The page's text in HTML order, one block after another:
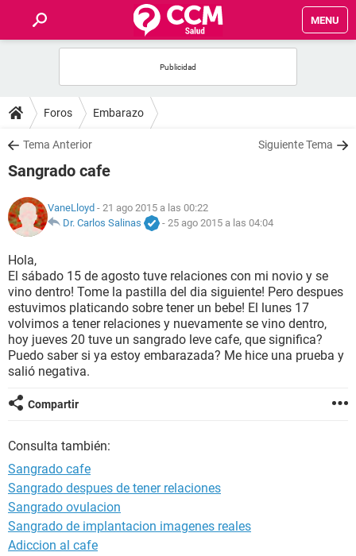
MENU
FOROS
SALUD
FAMILIA
NUTRICIÓN
BIENESTAR
SEXUALIDAD
GLOSARIO
Foros Embarazo
Tema Anterior Siguiente Tema
Sangrado cafe
VaneLloyd - 21 ago 2015 a las 00:22
Dr. Carlos Salinas
- 25 ago 2015 a las 04:04
Hola,
El sábado 15 de agosto tuve relaciones con mi novio y se
vino dentro! Tome la pastilla del dia siguiente! Pero despues
estuvimos platicando sobre tener un bebe! El lunes 17
volvimos a tener relaciones y nuevamente se vino dentro,
hoy jueves 20 tuve un sangrado leve cafe, que significa?
Puedo saber si ya estoy embarazada? Me hice una prueba y
salió negativa.
Compartir
Consulta también:
Sangrado cafe
Sangrado despues de tener relaciones
Sangrado ovulacion
Sangrado de implantacion imagenes reales
Adiccion al cafe